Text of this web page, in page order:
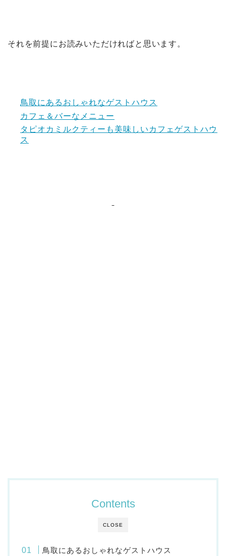
それを前提にお読みいただければと思います。
鳥取にあるおしゃれなゲストハウス
カフェ＆バーなメニュー
タピオカミルクティーも美味しいカフェゲストハウ
ス
CLOSE
Contents
鳥取にあるおしゃれなゲストハウス